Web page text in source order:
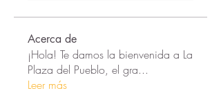
Acerca de
¡Hola! Te damos la bienvenida a La
Plaza del Pueblo, el gra...
Leer más